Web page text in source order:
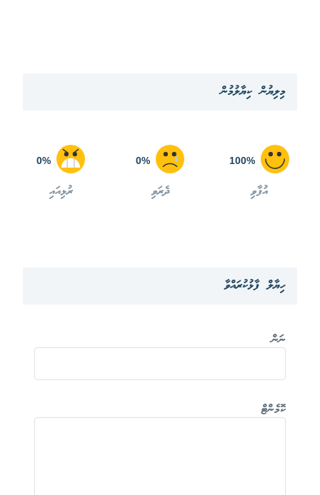
މިލިޔުން ކިޔާލުމުން
100%
އުފާވި
0%
ދެރަވި
0%
ރުޅިއައި
ހިޔާލް ފާޅުކުރައްވާ
ނަން
ކޮމެންޓް